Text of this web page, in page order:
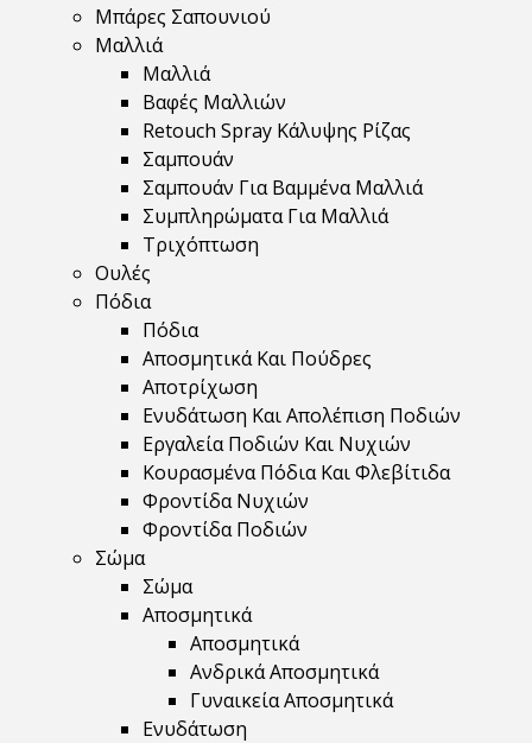
Μπάρες Σαπουνιού
Μαλλιά
Μαλλιά
Βαφές Μαλλιών
Retouch Spray Κάλυψης Ρίζας
Σαμπουάν
Σαμπουάν Για Βαμμένα Μαλλιά
Συμπληρώματα Για Μαλλιά
Τριχόπτωση
Ουλές
Πόδια
Πόδια
Αποσμητικά Και Πούδρες
Αποτρίχωση
Ενυδάτωση Και Απολέπιση Ποδιών
Εργαλεία Ποδιών Και Νυχιών
Κουρασμένα Πόδια Και Φλεβίτιδα
Φροντίδα Νυχιών
Φροντίδα Ποδιών
Σώμα
Σώμα
Αποσμητικά
Αποσμητικά
Ανδρικά Αποσμητικά
Γυναικεία Αποσμητικά
Ενυδάτωση